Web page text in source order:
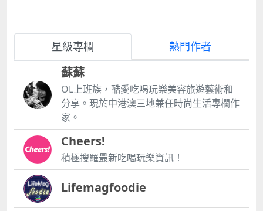
星級專欄 熱門作者
蘇蘇
OL上班族，酷愛吃喝玩樂美容旅遊藝術和
分享。現於中港澳三地兼任時尚生活專欄作
家。
Cheers!
積極搜羅最新吃喝玩樂資訊！
Lifemagfoodie